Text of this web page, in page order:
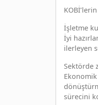
İşletme
İyi
ilerleyen
Sektörde
sürecini